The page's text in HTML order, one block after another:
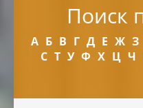
Поиск
А Б В Г Д Е Ж З
С Т У Ф Х Ц Ч